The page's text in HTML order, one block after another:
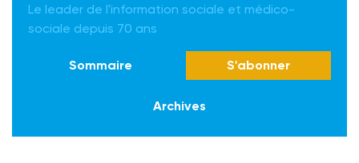
Le leader de l'information sociale et médico-
sociale depuis 70 ans
Sommaire S'abonner
Archives